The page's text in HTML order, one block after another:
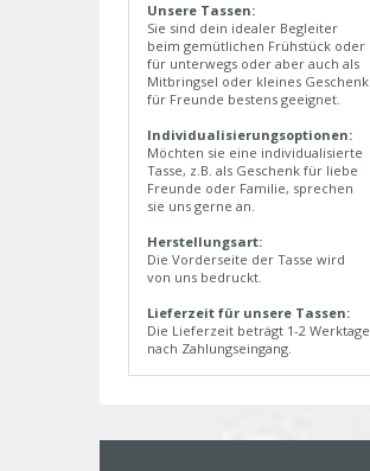
Unsere Tassen:
Sie sind dein idealer Begleiter
beim gemütlichen Frühstück oder
für unterwegs oder aber auch als
Mitbringsel oder kleines Geschenk
für Freunde bestens geeignet.
Individualisierungsoptionen:
Möchten sie eine individualisierte
Tasse, z.B. als Geschenk für liebe
Freunde oder Familie, sprechen
sie uns gerne an.
Herstellungsart:
Die Vorderseite der Tasse wird
von uns bedruckt.
Lieferzeit für unsere Tassen:
Die Lieferzeit beträgt 1-2 Werktage
nach Zahlungseingang.